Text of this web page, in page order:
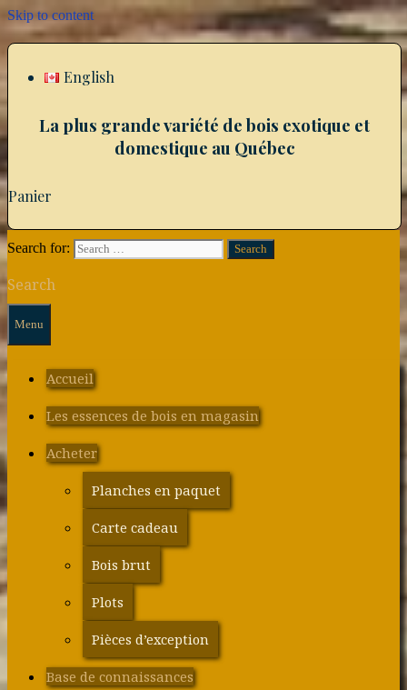
Skip to content
English
La plus grande variété de bois exotique et
domestique au Québec
Panier
Search for:
Search
Menu
Accueil
Les essences de bois en magasin
Acheter
Planches en paquet
Carte cadeau
Bois brut
Plots
Pièces d’exception
Base de connaissances